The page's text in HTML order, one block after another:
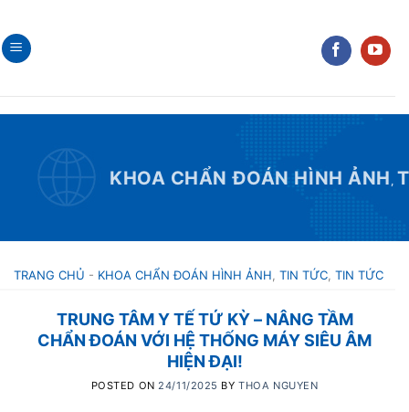
to
content
KHOA CHẨN ĐOÁN HÌNH ẢNH ,
TRANG CHỦ - KHOA CHẨN ĐOÁN HÌNH ẢNH TIN TỨC TIN TỨC
TRUNG TÂM Y TẾ TỨ KỲ – NÂNG TẦM
CHẨN ĐOÁN VỚI HỆ THỐNG MÁY SIÊU ÂM
HIỆN ĐẠI!
POSTED ON24/11/2025 BYTHOA NGUYEN